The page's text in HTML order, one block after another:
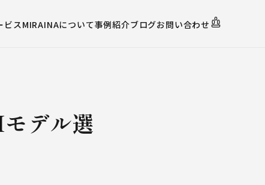
ビス MIRAINAについて事例紹介ブログお問い合わせ
デル選